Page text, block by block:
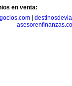
en venta:
|